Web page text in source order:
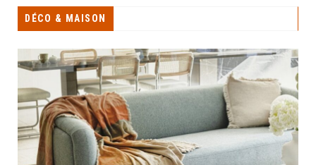
DÉCO & MAISON